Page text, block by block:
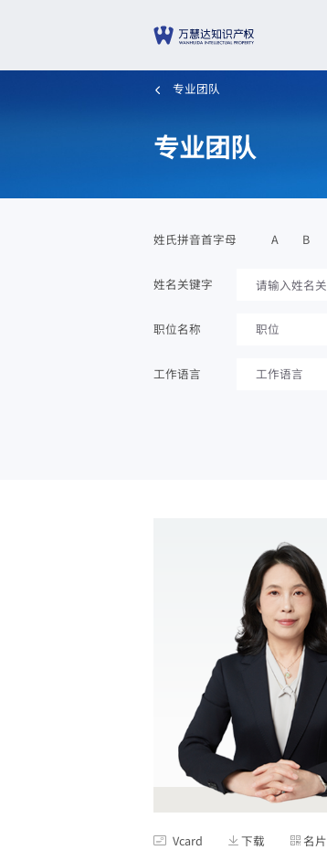
专业团队
专业团队
姓氏拼音首字母 A B
姓名关键字
职位名称 职位
工作语言 工作语言
Vcard 下载 名片